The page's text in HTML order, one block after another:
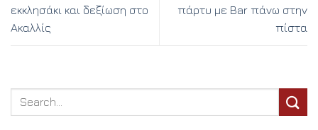
εκκλησάκι και δεξίωση στο
Ακαλλίς
πάρτυ με Bar πάνω στην
πίστα